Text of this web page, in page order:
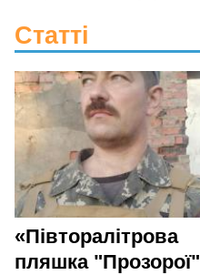
Статті
«Півторалітрова
пляшка "Прозорої"